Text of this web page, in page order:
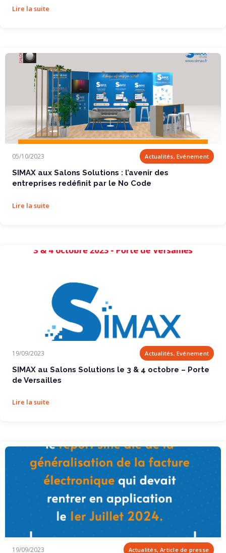
Lire la suite
05/10/2023 Actualités, Evénement
SIMAX aux Salons Solutions : l’avenir des
entreprises redéfinit par le No Code
Lire la suite
19/09/2023 Actualités, Evénement
SIMAX au Salons Solutions le 3 & 4 octobre – Porte
de Versailles
Lire la suite
On sait enfin pourquoi la généralisation de la...
19/09/2023 Actualités, Article de presse